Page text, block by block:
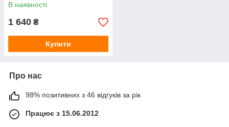
В наявності
1 640 ₴
Купити
Про нас
98% позитивних з 46 відгуків за рік
Працює з 15.06.2012